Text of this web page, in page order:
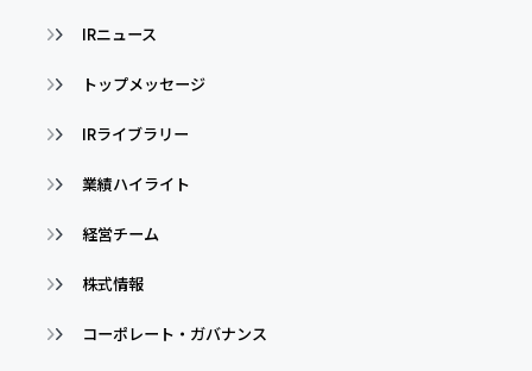
IRニュース
トップメッセージ
IRライブラリー
業績ハイライト
経営チーム
株式情報
コーポレート・ガバナンス